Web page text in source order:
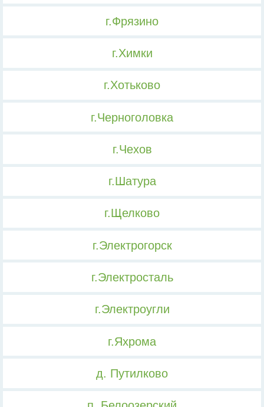
г.Фрязино
г.Химки
г.Хотьково
г.Черноголовка
г.Чехов
г.Шатура
г.Щелково
г.Электрогорск
г.Электросталь
г.Электроугли
г.Яхрома
д. Путилково